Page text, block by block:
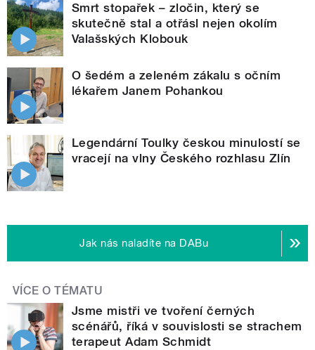
Smrt stopařek – zločin, který se
skutečně stal a otřásl nejen okolím
Valašských Klobouk
O šedém a zeleném zákalu s očním
lékařem Janem Pohankou
Legendární Toulky českou minulostí se
vracejí na vlny Českého rozhlasu Zlín
Jak nás naladíte na DABu
VÍCE O TÉMATU
Jsme mistři ve tvoření černých
scénářů, říká v souvislosti se strachem
terapeut Adam Schmidt